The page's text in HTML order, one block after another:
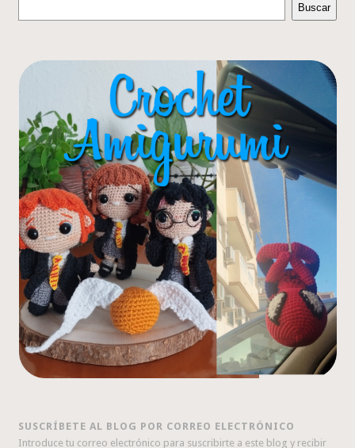
Buscar
SUSCRÍBETE AL BLOG POR CORREO ELECTRÓNICO
Introduce tu correo electrónico para suscribirte a este blog y recibir